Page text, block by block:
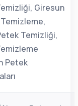
Giresun
Temizliği,
Petek